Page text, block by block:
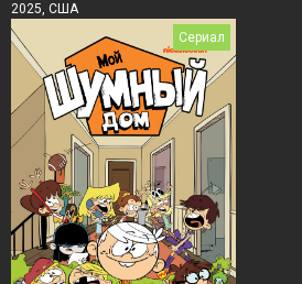
2025, США
Сериал